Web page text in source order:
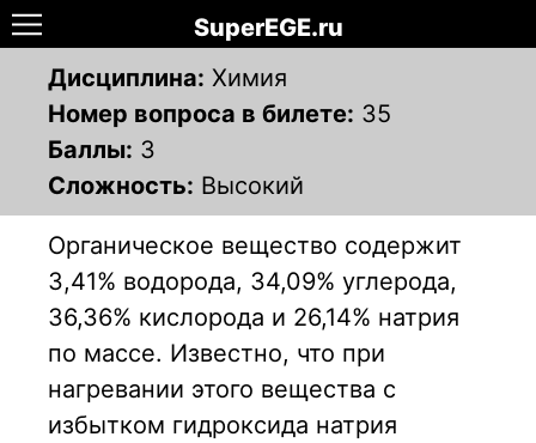
SuperEGE.ru
Дисциплина: Химия
Номер вопроса в билете: 35
Баллы: 3
Сложность: Высокий
Органическое вещество содержит
З,41% водорода, 34,09% углерода,
36,36% кислорода и 26,14% натрия
по массе. Известно, что при
нагревании этого вещества с
избытком гидроксида натрия